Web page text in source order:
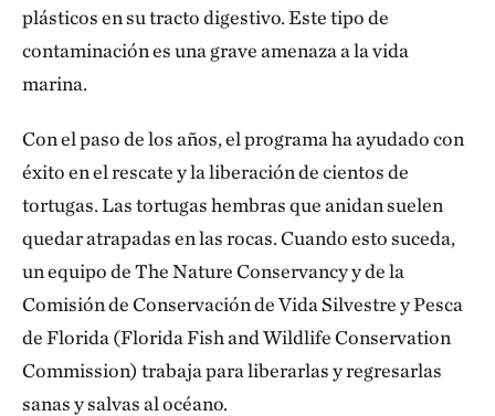
plásticos en su tracto digestivo. Este tipo de
contaminación es una grave amenaza a la vida
marina.
Con el paso de los años, el programa ha ayudado con
éxito en el rescate y la liberación de cientos de
tortugas. Las tortugas hembras que anidan suelen
quedar atrapadas en las rocas. Cuando esto suceda,
un equipo de The Nature Conservancy y de la
Comisión de Conservación de Vida Silvestre y Pesca
de Florida (Florida Fish and Wildlife Conservation
Commission) trabaja para liberarlas y regresarlas
sanas y salvas al océano.